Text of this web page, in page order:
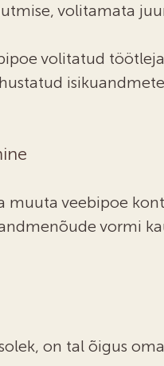
volitamata
volitatud
muuta veebipoe
vormi
on tal õigus